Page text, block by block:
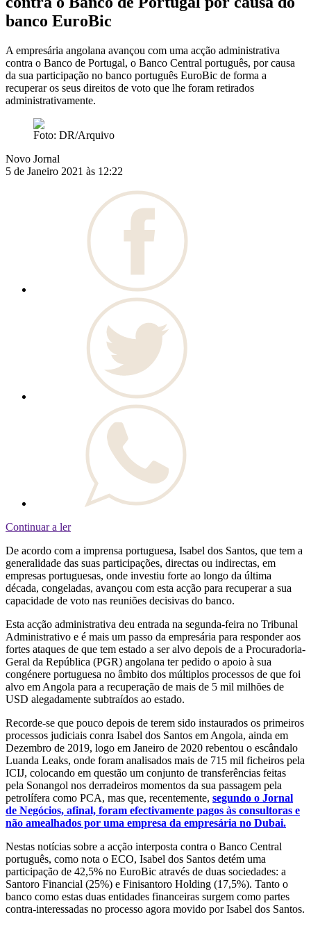
banco EuroBic
A empresária angolana avançou com uma acção administrativa
contra o Banco de Portugal, o Banco Central português, por causa
da sua participação no banco português EuroBic de forma a
recuperar os seus direitos de voto que lhe foram retirados
administrativamente.
Foto: DR/Arquivo
Novo Jornal
5 de Janeiro 2021 às 12:22
Continuar a ler
De acordo com a imprensa portuguesa, Isabel dos Santos, que tem a
generalidade das suas participações, directas ou indirectas, em
empresas portuguesas, onde investiu forte ao longo da última
década, congeladas, avançou com esta acção para recuperar a sua
capacidade de voto nas reuniões decisivas do banco.
Esta acção administrativa deu entrada na segunda-feira no Tribunal
Administrativo e é mais um passo da empresária para responder aos
fortes ataques de que tem estado a ser alvo depois de a Procuradoria-
Geral da República (PGR) angolana ter pedido o apoio à sua
congénere portuguesa no âmbito dos múltiplos processos de que foi
alvo em Angola para a recuperação de mais de 5 mil milhões de
USD alegadamente subtraídos ao estado.
Recorde-se que pouco depois de terem sido instaurados os primeiros
processos judiciais conra Isabel dos Santos em Angola, ainda em
Dezembro de 2019, logo em Janeiro de 2020 rebentou o escândalo
Luanda Leaks, onde foram analisados mais de 715 mil ficheiros pela
ICIJ, colocando em questão um conjunto de transferências feitas
pela Sonangol nos derradeiros momentos da sua passagem pela
petrolífera como PCA, mas que, recentemente, segundo o Jornal
de Negócios, afinal, foram efectivamente pagos às consultoras e
não amealhados por uma empresa da empresária no Dubai.
Nestas notícias sobre a acção interposta contra o Banco Central
português, como nota o ECO, Isabel dos Santos detém uma
participação de 42,5% no EuroBic através de duas sociedades: a
Santoro Financial (25%) e Finisantoro Holding (17,5%). Tanto o
banco como estas duas entidades financeiras surgem como partes
contra-interessadas no processo agora movido por Isabel dos Santos.